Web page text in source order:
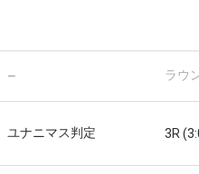
— ラウ
ユナニマス判定 3R
ー、ライブイベン
Eメール